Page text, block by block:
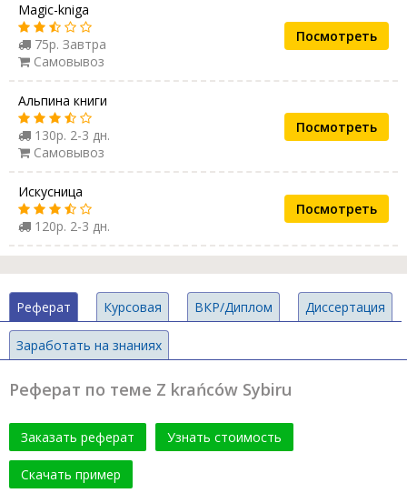
Magic-kniga
75р. Завтра
Самовывоз
Посмотреть
Альпина книги
130р. 2-3 дн.
Самовывоз
Посмотреть
Искусница
120р. 2-3 дн.
Посмотреть
Реферат Курсовая ВКР/Диплом Диссертация
Заработать на знаниях
Реферат по теме Z krańców Sybiru
Заказать реферат Узнать стоимость
Скачать пример